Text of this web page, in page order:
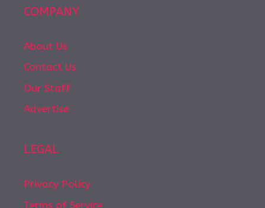
COMPANY
About Us
Contact Us
Our Staff
Advertise
LEGAL
Privacy Policy
Terms of Service